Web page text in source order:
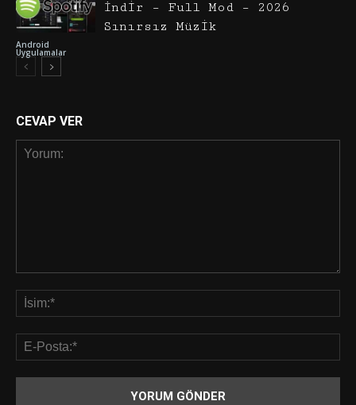
Android
Uygulamalar
İndir – Full Mod – 2026
Sınırsız Müzik
CEVAP VER